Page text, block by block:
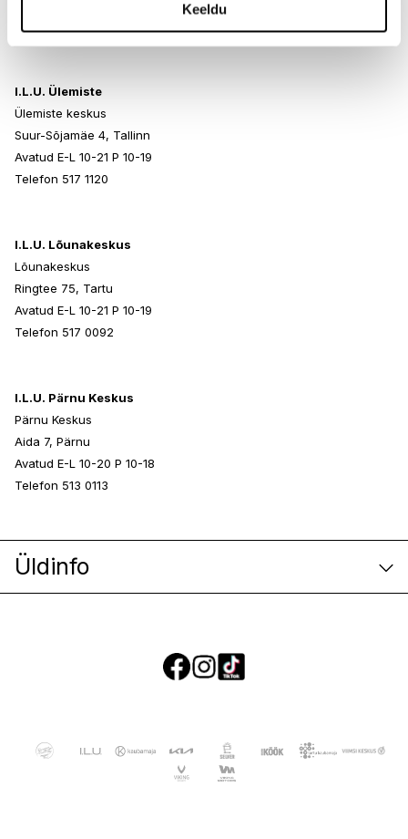
Keeldu
I.L.U. Ülemiste
Ülemiste keskus
Suur-Sõjamäe 4, Tallinn
Avatud E-L 10-21 P 10-19
Telefon 517 1120
I.L.U. Lõunakeskus
Lõunakeskus
Ringtee 75, Tartu
Avatud E-L 10-21 P 10-19
Telefon 517 0092
I.L.U. Pärnu Keskus
Pärnu Keskus
Aida 7, Pärnu
Avatud E-L 10-20 P 10-18
Telefon 513 0113
Üldinfo